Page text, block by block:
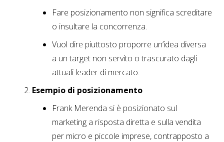
Fare posizionamento non significa screditare
o insultare la concorrenza.
Vuol dire piuttosto proporre un’idea diversa
a un target non servito o trascurato dagli
attuali leader di mercato.
Esempio di posizionamento
Frank Merenda si è posizionato sul
marketing a risposta diretta e sulla vendita
per micro e piccole imprese, contrapposto a